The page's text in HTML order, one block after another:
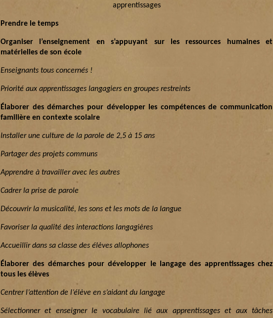
apprentissages
Prendre le temps
Organiser l’enseignement en s’appuyant sur les ressources humaines et
matérielles de son école
Enseignants tous concernés !
Priorité aux apprentissages langagiers en groupes restreints
Élaborer des démarches pour développer les compétences de communication
familière en contexte scolaire
Installer une culture de la parole de 2,5 à 15 ans
Partager des projets communs
Apprendre à travailler avec les autres
Cadrer la prise de parole
Découvrir la musicalité, les sons et les mots de la langue
Favoriser la qualité des interactions langagières
Accueillir dans sa classe des élèves allophones
Élaborer des démarches pour développer le langage des apprentissages chez
tous les élèves
Centrer l’attention de l’élève en s’aidant du langage
Sélectionner et enseigner le vocabulaire lié aux apprentissages et aux tâches